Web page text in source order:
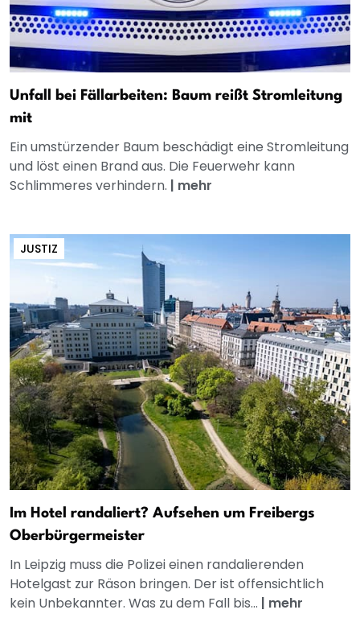
Unfall bei Fällarbeiten: Baum reißt Stromleitung
mit
Ein umstürzender Baum beschädigt eine Stromleitung
und löst einen Brand aus. Die Feuerwehr kann
Schlimmeres verhindern. | mehr
JUSTIZ
Im Hotel randaliert? Aufsehen um Freibergs
Oberbürgermeister
In Leipzig muss die Polizei einen randalierenden
Hotelgast zur Räson bringen. Der ist offensichtlich
kein Unbekannter. Was zu dem Fall bis... | mehr